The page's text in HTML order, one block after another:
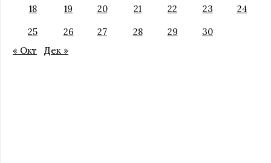
18
19 20 21 22 23
24
25
26 27 28 29
30
« Окт
Дек »